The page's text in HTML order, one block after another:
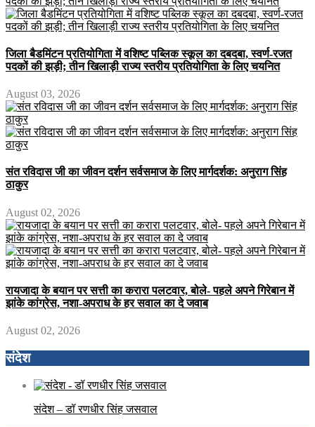
जिला बैडमिंटन प्रतियोगिता में वशिष्ट पब्लिक स्कूल का दबदबा, स्वर्ण-रजत
पदकों की झड़ी; तीन खिलाड़ी राज्य स्तरीय प्रतियोगिता के लिए चयनित
August 03, 2026
संत रविदास जी का जीवन दर्शन सर्वसमाज के लिए मार्गदर्शक: अनुराग सिंह
ठाकुर
August 02, 2026
रायजादा के बयान पर सत्ती का करारा पलटवार, बोले- पहले अपने गिरेबान में
झांके कांग्रेस, नशा-अपराध के हर सवाल का दे जवाब
August 02, 2026
संदेश
संदेश – डॉ रणधीर सिंह जसवाल